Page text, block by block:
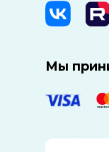
Мы